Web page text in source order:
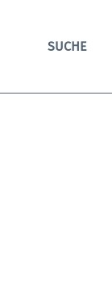
SUCHE